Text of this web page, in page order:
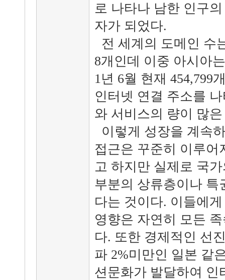
로 나타나 남한 인구
자가 되었다.
전 세계의 도메인 수
8개인데 이중 아시아
1년 6월 현재 454,799
인터넷 연결 주소를
와 서비스의 량이 많
이렇게 성장을 계속
접근은 꾸준히 이루어
고 하지만 실제로 국
부분의 상류층이나 특
다는 것이다. 이들에
영향은 자연히 모든
다. 또한 경제적인 선
파 2%미만인 일본 같
션문화가 발달하여 인